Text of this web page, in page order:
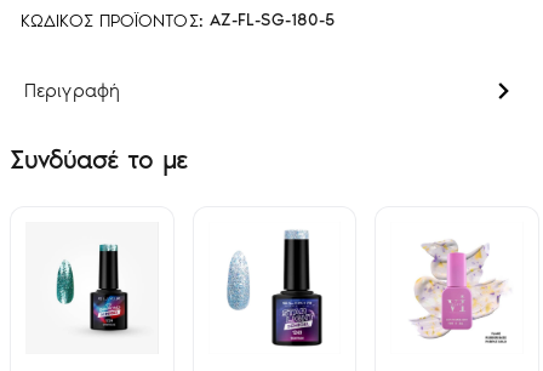
ΚΩΔΙΚΌΣ ΠΡΟΪΌΝΤΟΣ: AZ-FL-SG-180-5
Περιγραφή
Συνδύασέ το με